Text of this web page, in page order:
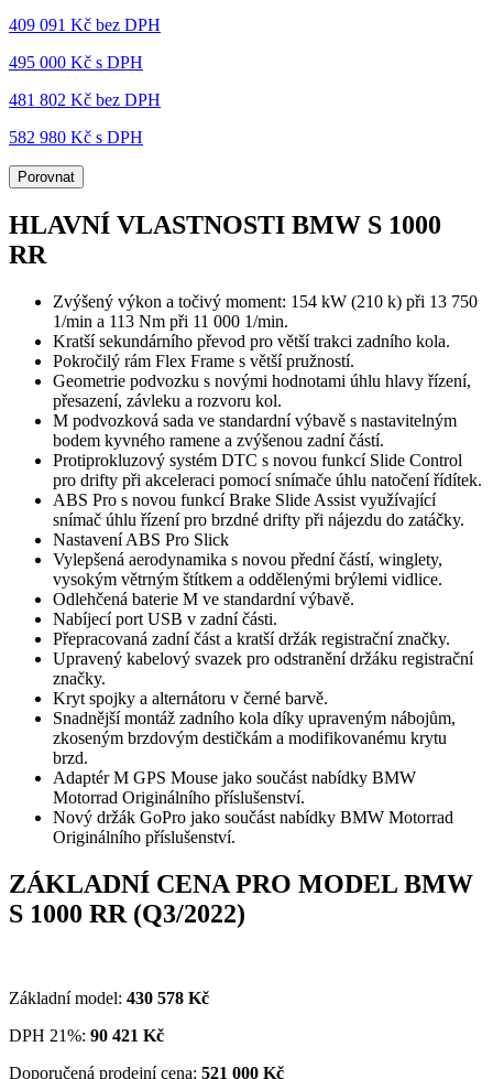
409 091 Kč bez DPH
495 000 Kč s DPH
481 802 Kč bez DPH
582 980 Kč s DPH
Porovnat
HLAVNÍ VLASTNOSTI BMW S 1000
RR
Zvýšený výkon a točivý moment: 154 kW (210 k) při 13 750
1/min a 113 Nm při 11 000 1/min.
Kratší sekundárního převod pro větší trakci zadního kola.
Pokročilý rám Flex Frame s větší pružností.
Geometrie podvozku s novými hodnotami úhlu hlavy řízení,
přesazení, závleku a rozvoru kol.
M podvozková sada ve standardní výbavě s nastavitelným
bodem kyvného ramene a zvýšenou zadní částí.
Protiprokluzový systém DTC s novou funkcí Slide Control
pro drifty při akceleraci pomocí snímače úhlu natočení řídítek.
ABS Pro s novou funkcí Brake Slide Assist využívající
snímač úhlu řízení pro brzdné drifty při nájezdu do zatáčky.
Nastavení ABS Pro Slick
Vylepšená aerodynamika s novou přední částí, winglety,
vysokým větrným štítkem a oddělenými brýlemi vidlice.
Odlehčená baterie M ve standardní výbavě.
Nabíjecí port USB v zadní části.
Přepracovaná zadní část a kratší držák registrační značky.
Upravený kabelový svazek pro odstranění držáku registrační
značky.
Kryt spojky a alternátoru v černé barvě.
Snadnější montáž zadního kola díky upraveným nábojům,
zkoseným brzdovým destičkám a modifikovanému krytu
brzd.
Adaptér M GPS Mouse jako součást nabídky BMW
Motorrad Originálního příslušenství.
Nový držák GoPro jako součást nabídky BMW Motorrad
Originálního příslušenství.
ZÁKLADNÍ CENA PRO MODEL BMW
S 1000 RR (Q3/2022)
Základní model: 430 578 Kč
DPH 21%: 90 421 Kč
Doporučená prodejní cena: 521 000 Kč